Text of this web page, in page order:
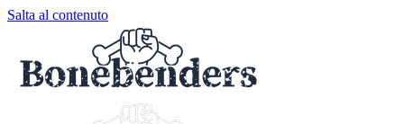
Salta al contenuto